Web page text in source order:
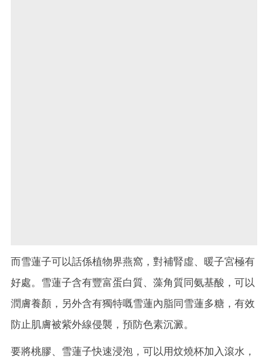
而雪蓮子可以話係植物界燕窩，對補腎虛、暖子宮極有
好處。雪蓮子含有豐富蛋白質、藻角質同氨基酸，可以
潤膚養顏，另外含有獨特嘅雪蓮內脂同雪蓮多糖，有效
防止肌膚被紫外線侵襲，預防色素沉澱。
要將桃膠、雪蓮子快速浸泡，可以用炆燒杯加入滾水，